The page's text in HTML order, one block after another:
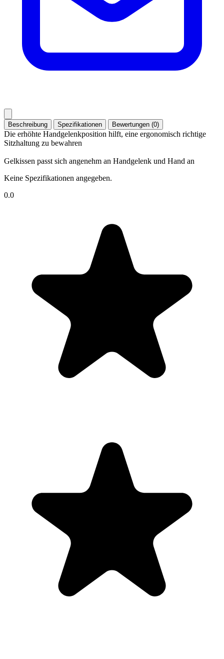
Beschreibung Spezifikationen Bewertungen (0)
Die erhöhte Handgelenkposition hilft, eine ergonomisch richtige
Sitzhaltung zu bewahren
Gelkissen passt sich angenehm an Handgelenk und Hand an
Keine Spezifikationen angegeben.
0.0